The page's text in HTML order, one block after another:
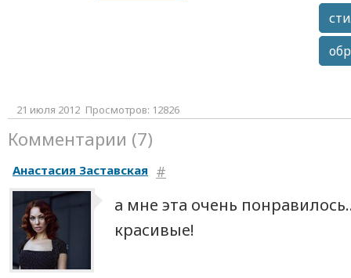
21 июля 2012 Просмотров: 12826
Комментарии (7)
Анастасия Заставская #
а мне эта очень
красивые!